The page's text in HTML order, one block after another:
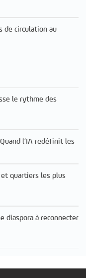
de circulation au
le rythme des
l’IA redéfinit les
et quartiers les plus
diaspora à reconnecter